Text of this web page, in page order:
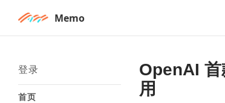
Memo
登录
首页
OpenAI 首
用